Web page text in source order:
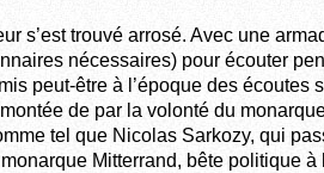
s’est trouvé arrosé. Avec une
nécessaires) pour écouter
peut-être à l’époque des écoutes
de par la volonté du
tel que Nicolas Sarkozy, qui
Mitterrand, bête politique à